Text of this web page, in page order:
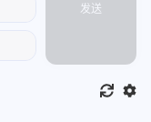
发送